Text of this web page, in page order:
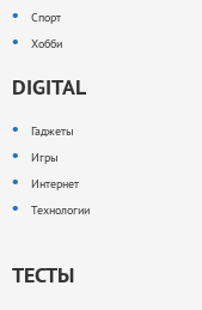
Спорт
Хобби
DIGITAL
Гаджеты
Игры
Интернет
Технологии
ТЕСТЫ